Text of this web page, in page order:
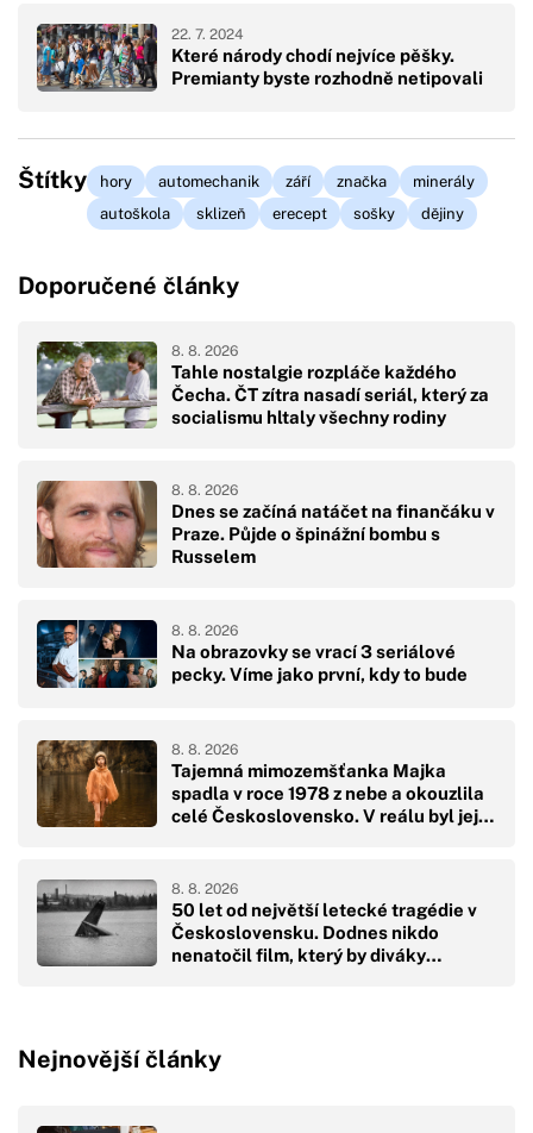
Které národy chodí nejvíce pěšky.
Premianty byste rozhodně netipovali
22. 7. 2024
Štítky hory automechanik září značka
minerály
autoškola
sklizeň erecept sošky dějiny
Doporučené články
Tahle nostalgie rozpláče každého
Čecha. ČT zítra nasadí seriál, který za
socialismu hltaly všechny rodiny
8. 8. 2026
Dnes se začíná natáčet na finančáku v
Praze. Půjde o špinážní bombu s
Russelem
8. 8. 2026
Na obrazovky se vrací 3 seriálové
pecky. Víme jako první, kdy to bude
8. 8. 2026
Tajemná mimozemšťanka Majka
spadla v roce 1978 z nebe a okouzlila
celé Československo. V reálu byl její
8. 8. 2026
50 let od největší letecké tragédie v
Československu. Dodnes nikdo
nenatočil film, který by diváky
8. 8. 2026
Nejnovější články